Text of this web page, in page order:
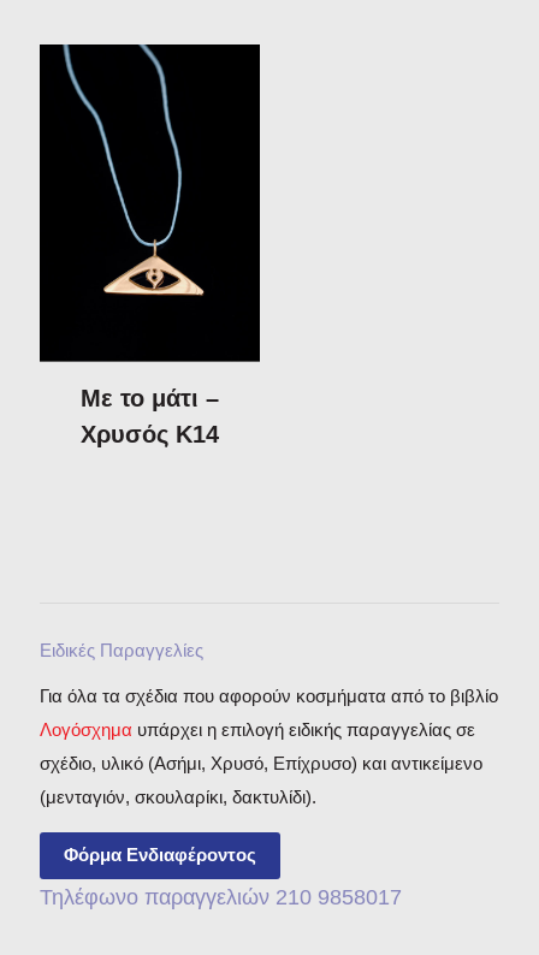
Με το μάτι –
Χρυσός Κ14
Ειδικές Παραγγελίες
Για όλα τα σχέδια που αφορούν κοσμήματα από το βιβλίο
Λογόσχημα υπάρχει η επιλογή ειδικής παραγγελίας σε
σχέδιο, υλικό (Ασήμι, Χρυσό, Επίχρυσο) και αντικείμενο
(μενταγιόν, σκουλαρίκι, δακτυλίδι).
Φόρμα Ενδιαφέροντος
Τηλέφωνο παραγγελιών 210 9858017